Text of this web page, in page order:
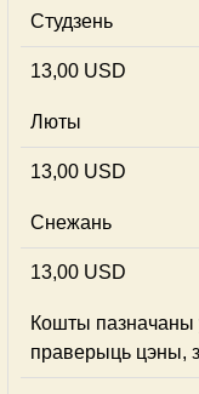
Студзень
13,00 USD
Люты
13,00 USD
Снежань
13,00 USD
Кошты пазначаны
праверыць цэны,